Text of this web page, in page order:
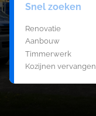
Snel zoeken
Renovatie
Aanbouw
Timmerwerk
Kozijnen vervangen